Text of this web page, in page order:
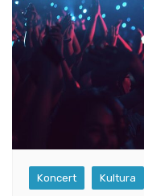
Koncert Kultura